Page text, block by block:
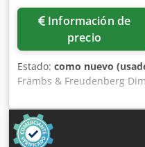
Información de
precio
Estado: como nuevo
Främbs & Freudenberg
Dksdpfxog Snuto Aifer
Árboles de transmisión –
máquina de cribado ha
pintada.